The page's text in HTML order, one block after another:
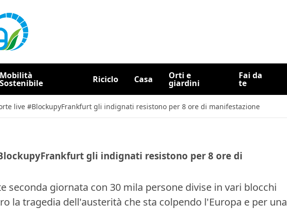
Mobilità
Sostenibile Riciclo Casa Orti e
giardini
Fai da
te
live #BlockupyFrankfurt gli indignati resistono per 8 ore di manifestazione
gli indignati resistono per 8 ore di
seconda giornata con 30 mila persone divise in vari blocchi
la tragedia dell'austerità che sta colpendo l'Europa e per una